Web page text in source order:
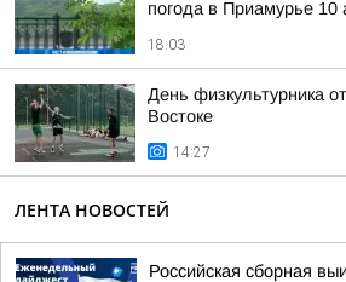
погода в Приамурье 10
18:03
День физкультурника
Востоке
14:27
ЛЕНТА НОВОСТЕЙ
Российская сборная